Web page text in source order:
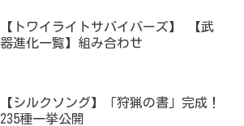
【トワイライトサバイバーズ】 【武
器進化一覧】組み合わせ
【シルクソング】「狩猟の書」完成！
235種一挙公開